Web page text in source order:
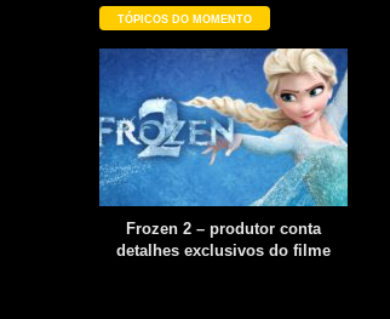
TÓPICOS DO MOMENTO
Frozen 2 – produtor conta
detalhes exclusivos do filme